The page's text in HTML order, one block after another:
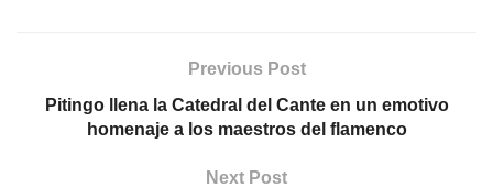
Previous Post
Pitingo llena la Catedral del Cante en un emotivo
homenaje a los maestros del flamenco
Next Post